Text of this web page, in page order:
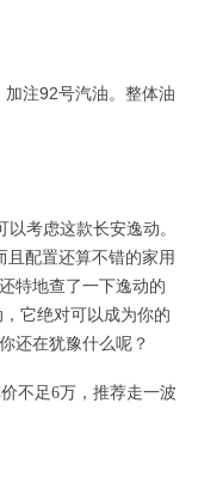
注92号汽油。整体油
考虑这款长安逸动。
配置还算不错的家用
特地查了一下逸动的
它绝对可以成为你的
还在犹豫什么呢？